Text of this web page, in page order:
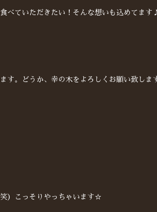
べていただきたい！そんな想いも込めてま
す。どうか、幸の木をよろしくお願い致しま
）こっそりやっちゃいます☆